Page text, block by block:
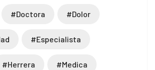
#doctora #dolor
#especialista
#herrera #medica